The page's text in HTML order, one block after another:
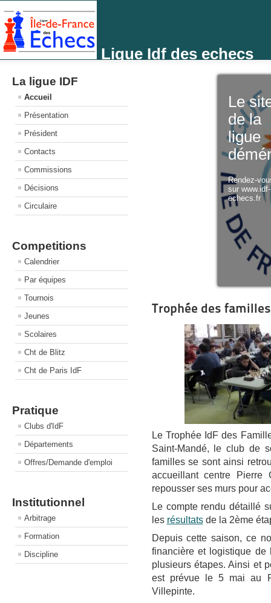
Ligue Idf des echecs
La ligue IDF
Accueil
Présentation
Président
Contacts
Commissions
Décisions
Circulaire
Competitions
Calendrier
Par équipes
Tournois
Jeunes
Scolaires
Cht de Blitz
Cht de Paris IdF
Pratique
Clubs d'IdF
Départements
Offres/Demande d'emploi
Institutionnel
Arbitrage
Formation
Discipline
Le
de la
ligue
Rendez-
sur
echecs.fr
Trophée des
Le Trophée IdF des
Saint-Mandé, le club de
familles se sont ainsi
accueillant centre
repousser ses murs pour
Le compte rendu détaillé
les résultatsde la 2ème
Depuis cette saison, ce
financière et logistique
plusieurs étapes. Ainsi et
est prévue le 5 mai au
Villepinte.